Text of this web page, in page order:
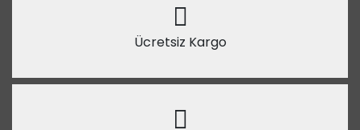
Ücretsiz Kargo